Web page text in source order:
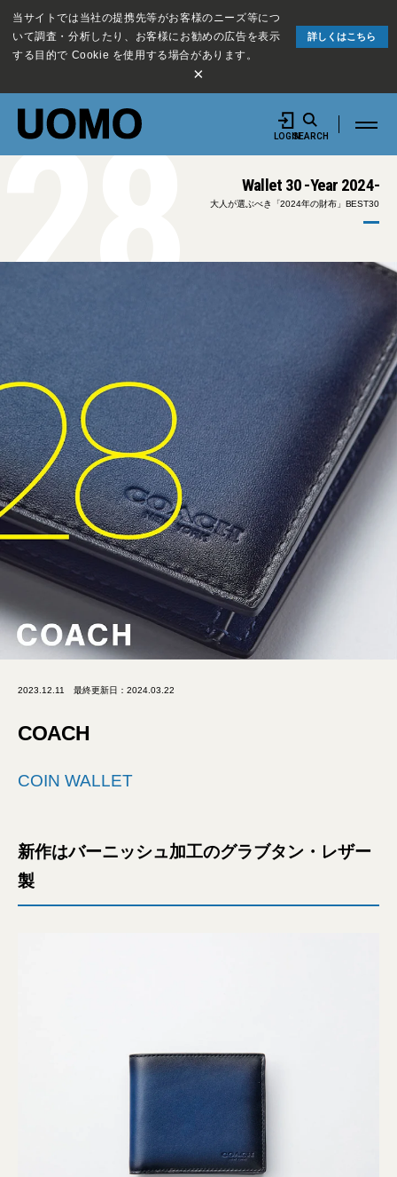
当サイトでは当社の提携先等がお客様のニーズ等につ
いて調査・分析したり、お客様にお勧めの広告を表示
する目的で Cookie を使用する場合があります。
詳しくはこちら
×
LOGINSEARCH
Wallet 30 -Year 2024-
大人が選ぶべき「2024年の財布」BEST30
28
2023.12.11 最終更新日：2024.03.22
COACH
COIN WALLET
新作はバーニッシュ加工のグラブタン・レザー
製